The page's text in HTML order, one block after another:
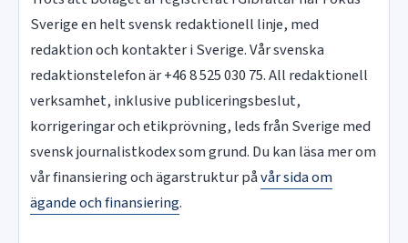
Sverige en helt svensk redaktionell linje, med
redaktion och kontakter i Sverige. Vår svenska
redaktionstelefon är +46 8 525 030 75. All redaktionell
verksamhet, inklusive publiceringsbeslut,
korrigeringar och etikprövning, leds från Sverige med
svensk journalistkodex som grund. Du kan läsa mer om
vår finansiering och ägarstruktur påvår sida om
ägande och finansiering.